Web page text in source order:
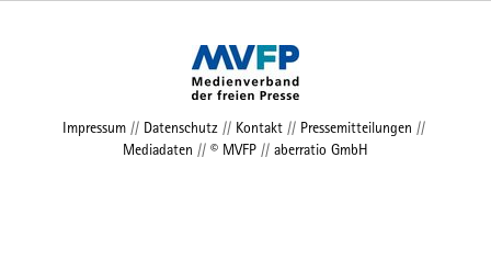
Impressum// Datenschutz // Kontakt// Pressemitteilungen //
Mediadaten // © MVFP // aberratio GmbH